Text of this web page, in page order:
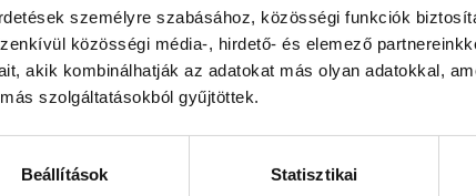
személyre szabásához, közösségi funkciók
közösségi média-, hirdető- és elemező
akik kombinálhatják az adatokat más olyan adatokkal,
szolgáltatásokból gyűjtöttek.
Beállítások Statisztikai